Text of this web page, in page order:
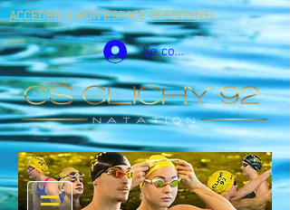
ACCEDER A MON ESPACE PERSONNEL
Se connecter